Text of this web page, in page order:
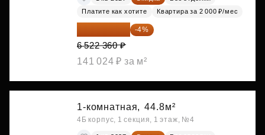
Платите как хотите
Квартира за 2 000 ₽/мес
-4%
6 522 360 ₽
141 024 ₽ за м²
1-комнатная, 44.8м²
4Б корпус, 1 секция, 1 этаж, №4